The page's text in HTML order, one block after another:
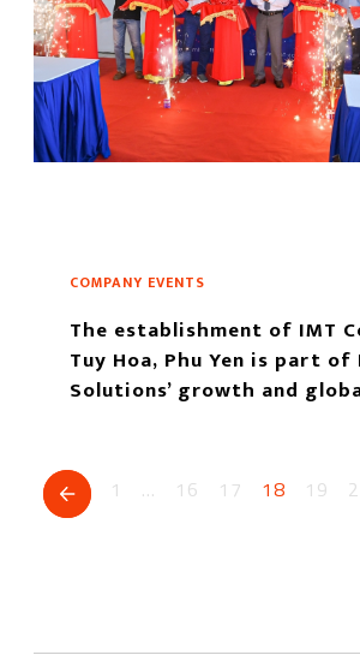
COMPANY EVENTS
The establishment of IMT
Tuy Hoa, Phu Yen is part of
Solutions’ growth and
もっと読む
1 … 16 17 18 19